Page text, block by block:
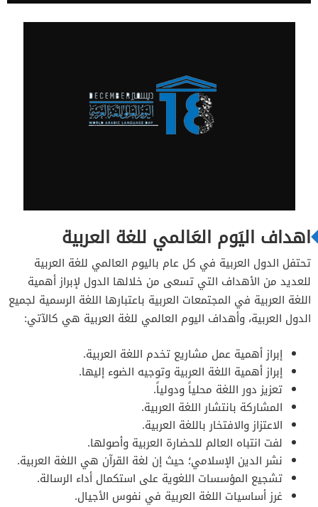
اهداف اليَوم العَالمي للغة العربية
تحتفل الدول العربية في كل عام باليوم العالمي للغة العربية
للعديد من الأهداف التي تسعى من خلالها الدول لإبراز أهمية
اللغة العربية في المجتمعات العربية باعتبارها اللغة الرسمية لجميع
الدول العربية، وأهداف اليوم العالمي للغة العربية هي كالآتي:
إبراز أهمية عمل مشاريع تخدم اللغة العربية.
إبراز أهمية اللغة العربية وتوجيه الضوء إليها.
تعزيز دور اللغة محلياً ودولياً.
المشاركة بانتشار اللغة العربية.
الاعتزاز والافتخار باللغة العربية.
لفت انتباه العالم للحضارة العربية وأصولها.
نشر الدين الإسلامي؛ حيث إن لغة القرآن هي اللغة العربية.
تشجيع المؤسسات اللغوية على استكمال أداء الرسالة.
غرز أساسيات اللغة العربية في نفوس الأجيال.